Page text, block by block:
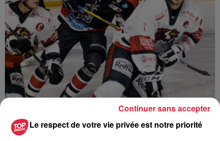
Ajouter à votre calendrier
Le respect de votre vie privée est notre priorité
Continuer sans accepter